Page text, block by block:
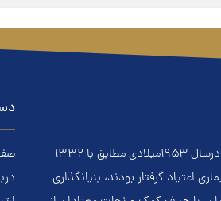
معتادان گمنام NA نهادي است مردمي و خودجوش که درسال ۱۹۵۳ميلادي مطابق با ۱۳۳۲
گرفتار بودند، بنيانگذاري